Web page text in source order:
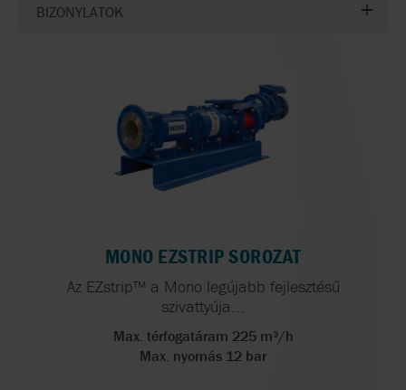
BIZONYLATOK
MONO EZSTRIP SOROZAT
Az EZstrip™ a Mono legújabb fejlesztésű
szivattyúja...
Max. térfogatáram 225 m³/h
Max. nyomás 12 bar